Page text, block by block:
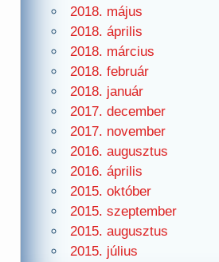
2018. május
2018. április
2018. március
2018. február
2018. január
2017. december
2017. november
2016. augusztus
2016. április
2015. október
2015. szeptember
2015. augusztus
2015. július